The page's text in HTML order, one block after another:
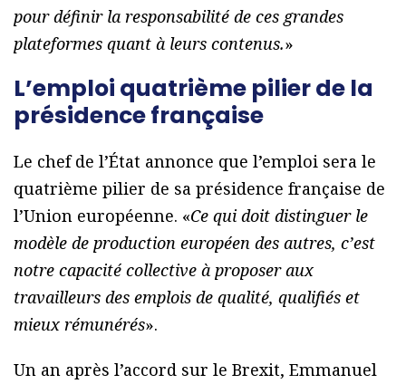
pour définir la responsabilité de ces grandes
plateformes quant à leurs contenus.»
L’emploi quatrième pilier de la
présidence française
Le chef de l’État annonce que l’emploi sera le
quatrième pilier de sa présidence française de
l’Union européenne. «Ce qui doit distinguer le
modèle de production européen des autres, c’est
notre capacité collective à proposer aux
travailleurs des emplois de qualité, qualifiés et
mieux rémunérés».
Un an après l’accord sur le Brexit, Emmanuel